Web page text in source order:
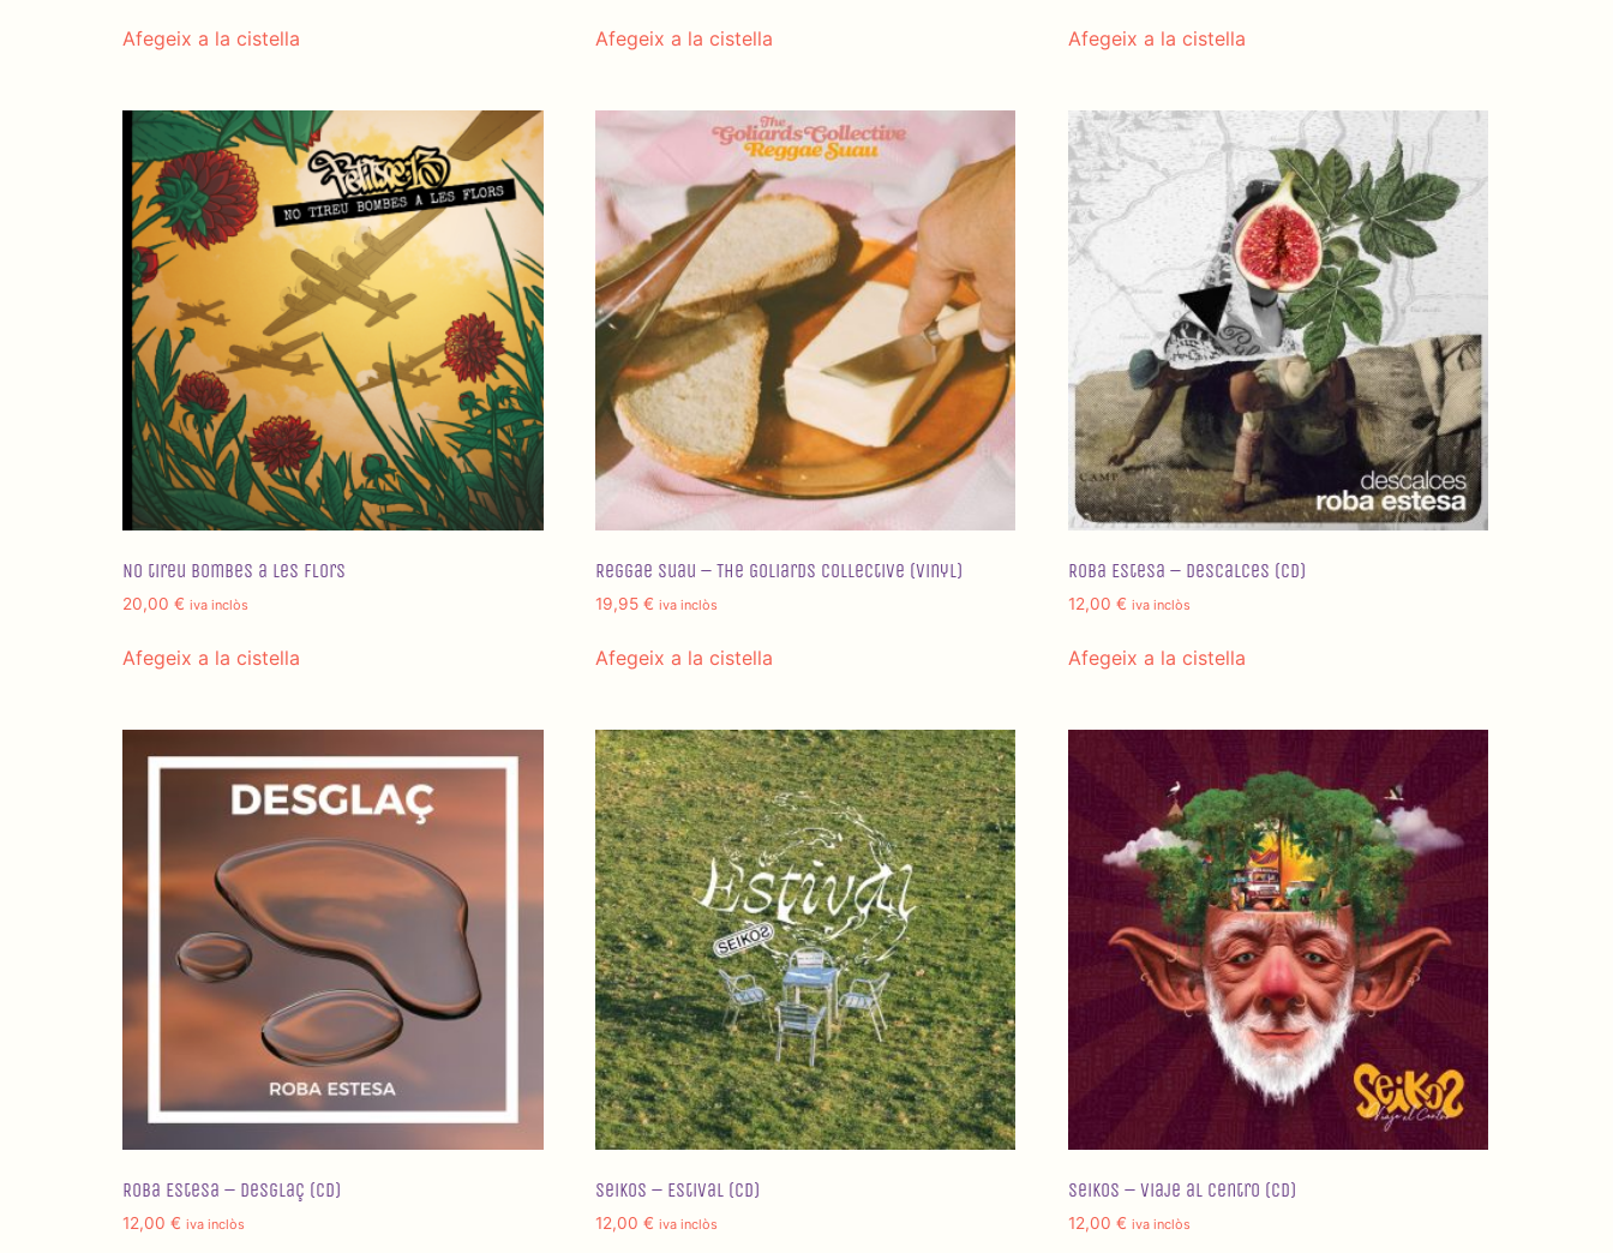
Afegeix a la cistella Afegeix a la cistella Afegeix a la cistella
No tireu bombes a les flors
20,00 € iva inclòs
Afegeix a la cistella
Reggae Suau – The Goliards Collective (Vinyl)
19,95 € iva inclòs
Afegeix a la cistella
Roba Estesa – Descalces (CD)
12,00 € iva inclòs
Afegeix a la cistella
Roba Estesa – Desglaç (CD)
12,00 € iva inclòs
Seikos – Estival (CD)
12,00 € iva inclòs
Seikos – Viaje al centro (CD)
12,00 € iva inclòs